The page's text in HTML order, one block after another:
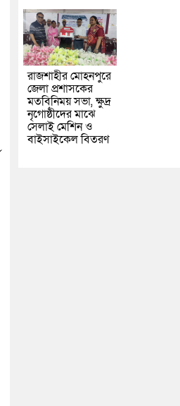
রাজশাহীর মোহনপুরে
জেলা প্রশাসকের
মতবিনিময় সভা, ক্ষুদ্র
নৃগোষ্ঠীদের মাঝে
সেলাই মেশিন ও
বাইসাইকেল বিতরণ